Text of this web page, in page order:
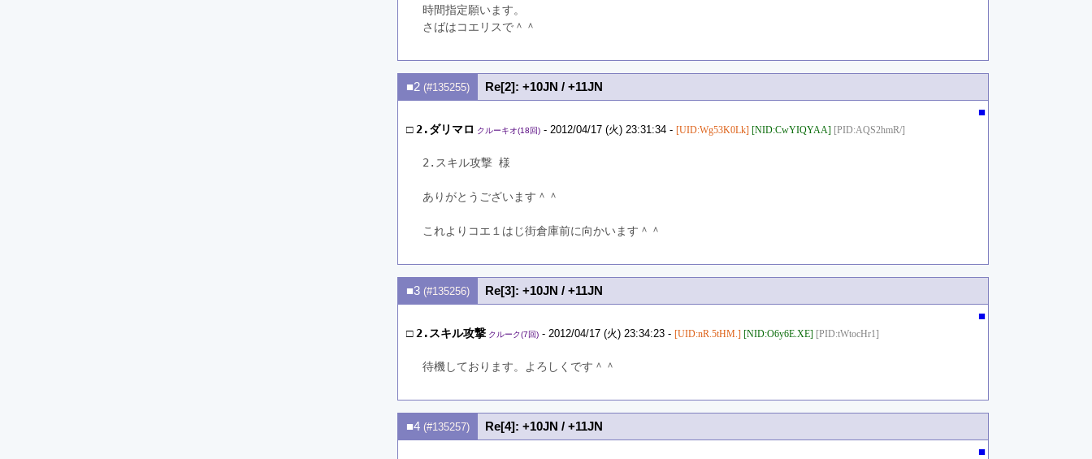
時間指定願います。
さばはコエリスで＾＾
■2 (#135255)
Re[2]: +10JN / +11JN
■
□ 2.ダリマロ クルーキオ(18回)- 2012/04/17 (火) 23:31:34 - [UID:Wg53K0Lk] [NID:CwYIQYAA] [PID:AQS2hmR/]
2.スキル攻撃 様
ありがとうございます＾＾
これよりコエ１はじ街倉庫前に向かいます＾＾
■3 (#135256)
Re[3]: +10JN / +11JN
■
□ 2.スキル攻撃 クルーク(7回)- 2012/04/17 (火) 23:34:23 - [UID:nR.5tHM.] [NID:O6y6E.XE] [PID:tWtocHr1]
待機しております。よろしくです＾＾
■4 (#135257)
Re[4]: +10JN / +11JN
■